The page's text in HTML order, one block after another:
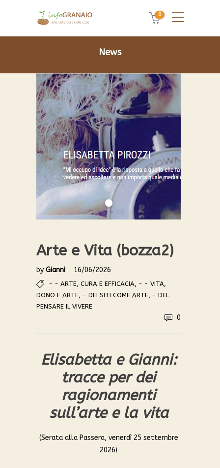
0
News
Arte e Vita (bozza2)
by Gianni 16/06/2026
- - ARTE, CURA E EFFICACIA, - - VITA,
DONO E ARTE, - DEI SITI COME ARTE, - DEL
PENSARE IL VIVERE
0
Elisabetta e Gianni:
tracce per dei
ragionamenti
sull’arte e la vita
(Serata alla Passera, venerdì 25 settembre
2026)